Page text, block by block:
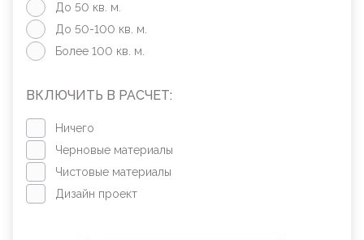
До 50 кв. м.
До 50-100 кв. м.
Более 100 кв. м.
ВКЛЮЧИТЬ В РАСЧЕТ:
Ничего
Черновые материалы
Чистовые материалы
Дизайн проект